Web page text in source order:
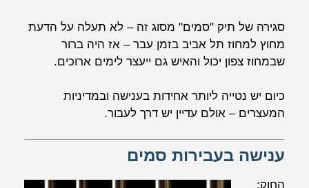
סגירה של תיק "סמים" מסוג זה – לא תעלה על הדעת
מחוץ למחוז תל אביב בזמן עבר – אז היה ברור
שבמחוז צפון יכול והאיש גם ייעצר לימים ארוכים.
כיום יש נטייה ליותר אחידות בענישה ובמדיניות
המעצרים – אולם עדיין יש דרך לעבור.
ענישה בעבירות סמים
החוק: